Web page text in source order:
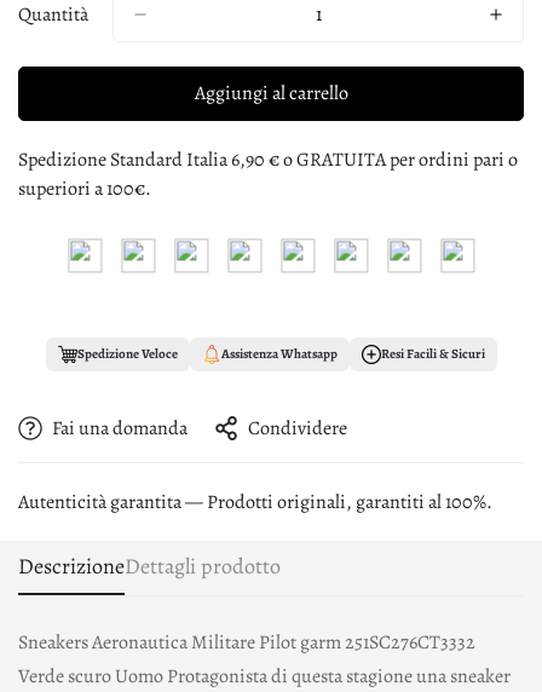
Quantità
Aggiungi al carrello
Spedizione Standard Italia 6,90 € o GRATUITA per ordini pari o
superiori a 100€.
Spedizione Veloce Assistenza Whatsapp Resi Facili & Sicuri
Fai una domanda Condividere
Autenticità garantita — Prodotti originali, garantiti al 100%.
DescrizioneDettagli prodotto
Sneakers Aeronautica Militare Pilot garm 251SC276CT3332
Verde scuro Uomo Protagonista di questa stagione una sneaker